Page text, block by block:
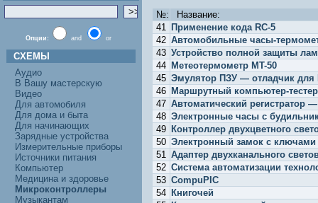
Опции: and or
СХЕМЫ
Аудио
В Вашу мастерскую
Видео
Для автомобиля
Для дома и быта
Для начинающих
Зарядные устройства
Измерительные приборы
Источники питания
Компьютер
Медицина и здоровье
Микроконтроллеры
Музыкантам
№:
Название:
41 Применение кода RC-5
42 Автомобильные часы-
43 Устройство полной защиты
44 Метеотермометр MT-50
45 Эмулятор ПЗУ — отладчик для
46 Маршрутный компьютер-
47 Автоматический регистратор
48 Электронные часы с
49 Контроллер двухцветного
50 Электронный замок с
51 Адаптер двухканального
52 Система автоматизации
53 CompuPIC
54 Книгочей